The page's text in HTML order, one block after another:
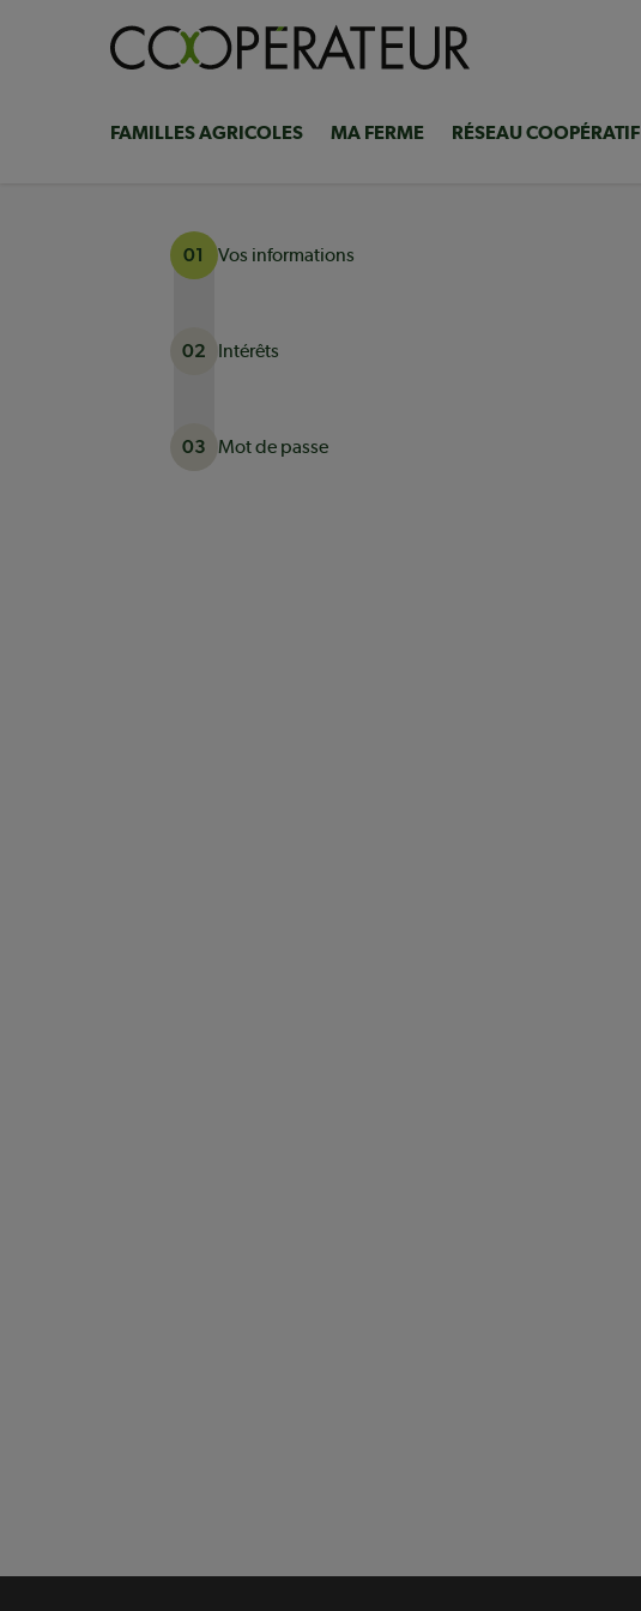
Navigation
FAMILLES AGRICOLES MA FERME RÉSEAU COOPÉRATIF
01 Vos informations
02 Intérêts
03
Mot de passe